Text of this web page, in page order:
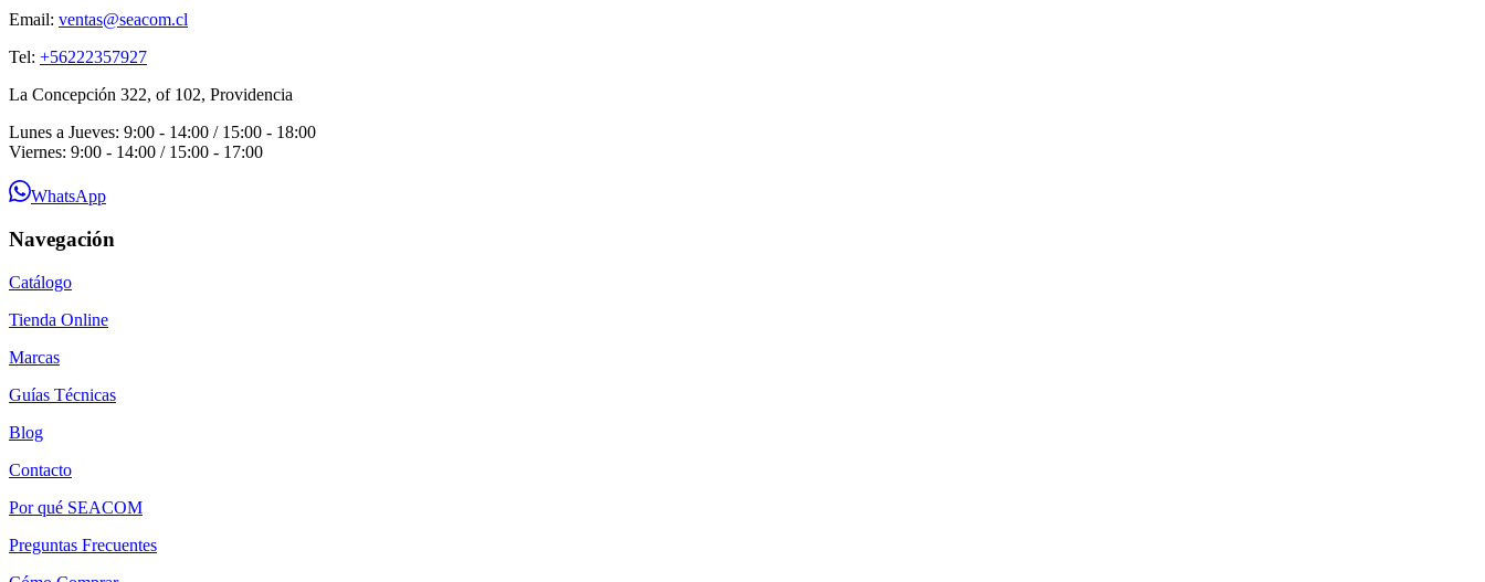
Email: ventas@seacom.cl
Tel: +56222357927
La Concepción 322, of 102, Providencia
Lunes a Jueves: 9:00 - 14:00 / 15:00 - 18:00
Viernes: 9:00 - 14:00 / 15:00 - 17:00
WhatsApp
Navegación
Catálogo
Tienda Online
Marcas
Guías Técnicas
Blog
Contacto
Por qué SEACOM
Preguntas Frecuentes